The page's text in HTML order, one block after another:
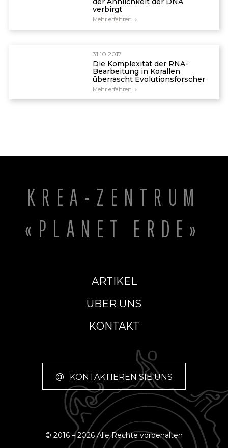
verbirgt
Mehr erfahren
31.10.2017
Die Komplexität der RNA-
Bearbeitung in Korallen
überrascht Evolutionsforscher
Mehr erfahren
KREA-ZENTRUM
«PLANET ERDE»
ARTIKEL
ÜBER UNS
KONTAKT
@ KONTAKTIEREN SIE UNS
© 2016 – 2026 Alle Rechte vorbehalten